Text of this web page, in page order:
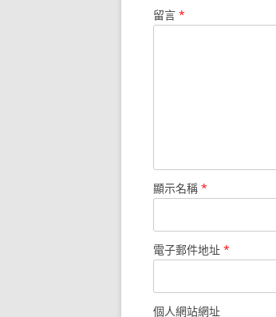
留言 *
顯示名稱 *
電子郵件地址 *
個人網站網址